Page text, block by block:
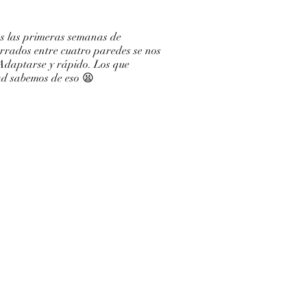
las primeras semanas de
entre cuatro paredes se nos
y rápido. Los que
sabemos de eso 😫